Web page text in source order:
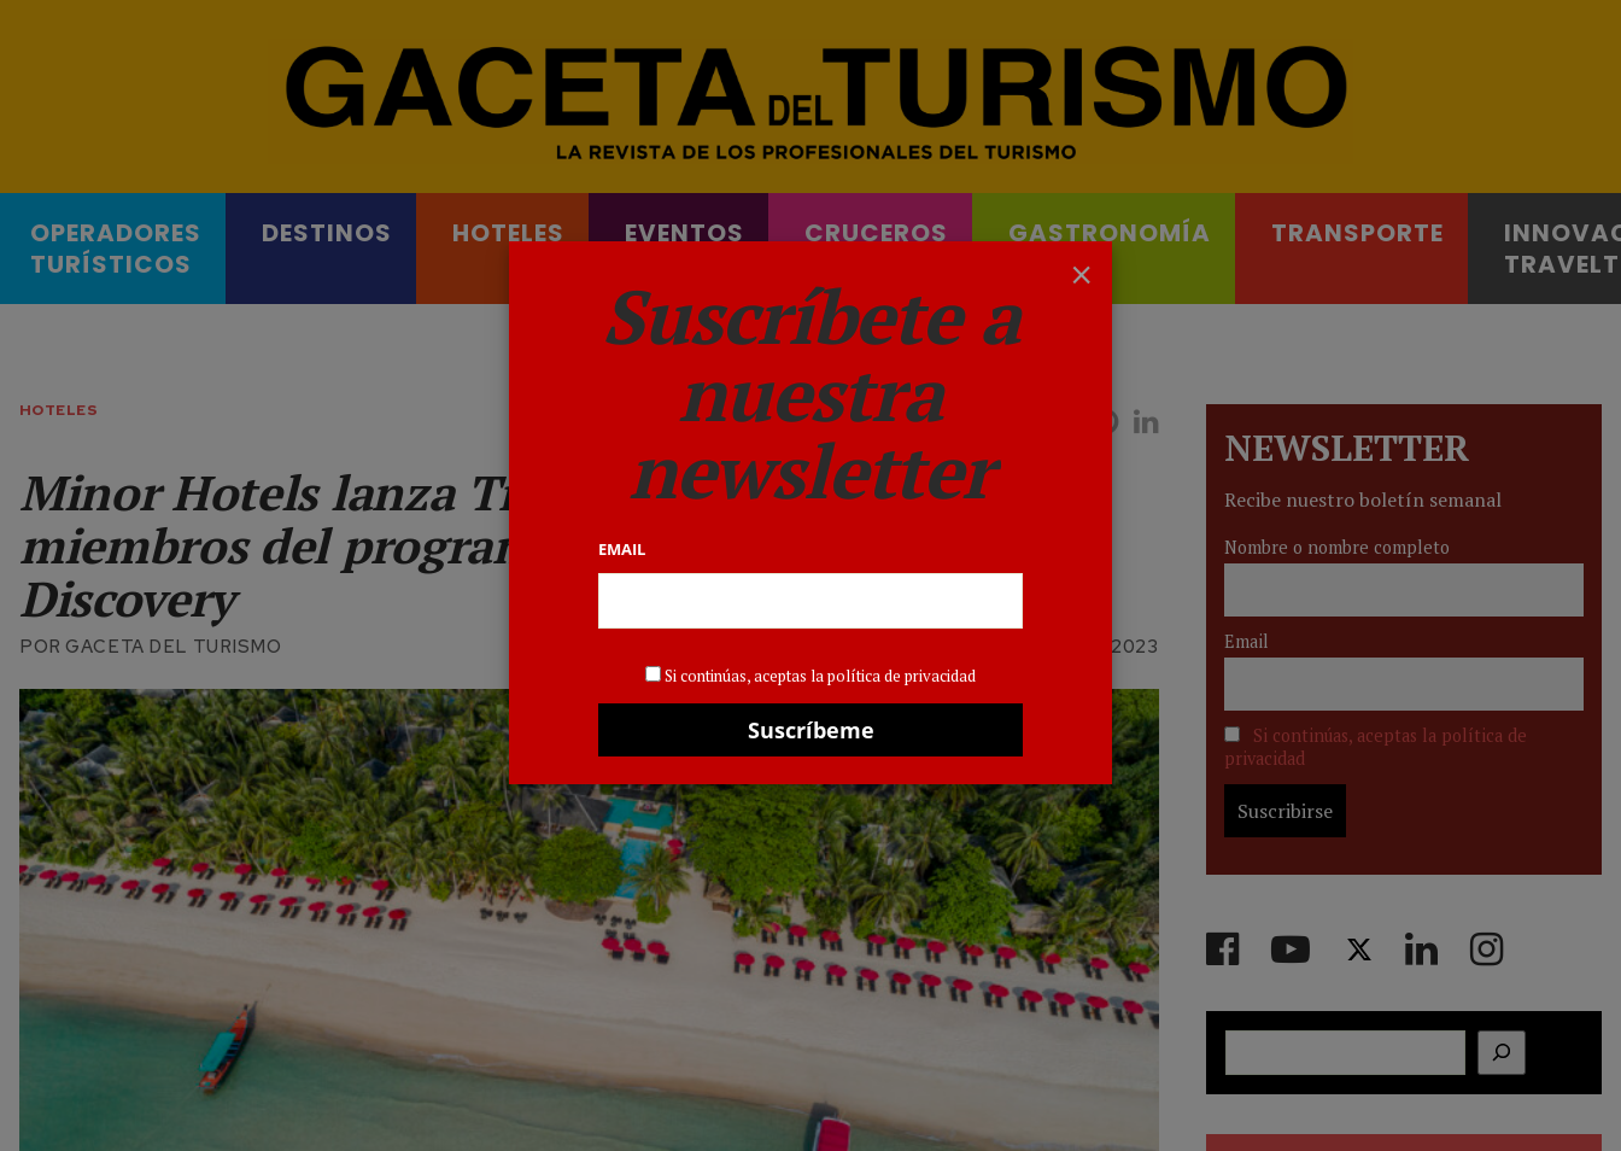
OPERADORES
TURÍSTICOS
DESTINOS HOTELES EVENTOS
CRUCEROS
GASTRONOMÍA TRANSPORTE
HOTELES
Minor Hotels lanza Triple Rewards para los
miembros del programa de fidelidad GHA
Discovery
POR GACETA DEL TURISMO 12 JUNIO 2023
NEWSLETTER
Recibe nuestro boletín semanal
Nombre o nombre completo
Email
Si continúas, aceptas la política de
privacidad
×
Suscríbete a
nuestra
newsletter
EMAIL
Si continúas, aceptas la política de privacidad